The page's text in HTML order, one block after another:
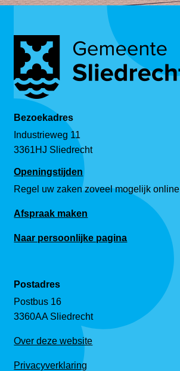
Bezoekadres
Industrieweg 11
3361HJ Sliedrecht
Openingstijden
Regel uw zaken zoveel mogelijk online
Afspraak maken
Naar persoonlijke pagina
Postadres
Postbus 16
3360AA Sliedrecht
Over deze website
Privacyverklaring